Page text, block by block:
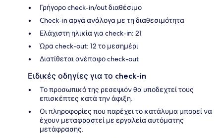
Γρήγορο check-in/out διαθέσιμο
Check-in αργά ανάλογα με τη διαθεσιμότητα
Ελάχιστη ηλικία για check-in: 21
Ώρα check-out: 12 το μεσημέρι
Διατίθεται ανέπαφο check-out
Ειδικές οδηγίες για το check-in
Το προσωπικό της ρεσεψιόν θα υποδεχτεί τους
επισκέπτες κατά την άφιξη.
Οι πληροφορίες που παρέχει το κατάλυμα μπορεί να
έχουν μεταφραστεί με εργαλεία αυτόματης
μετάφρασης.